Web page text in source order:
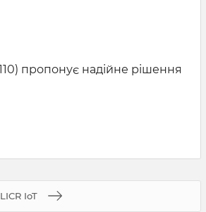
пропонує надійне рішення
IoT